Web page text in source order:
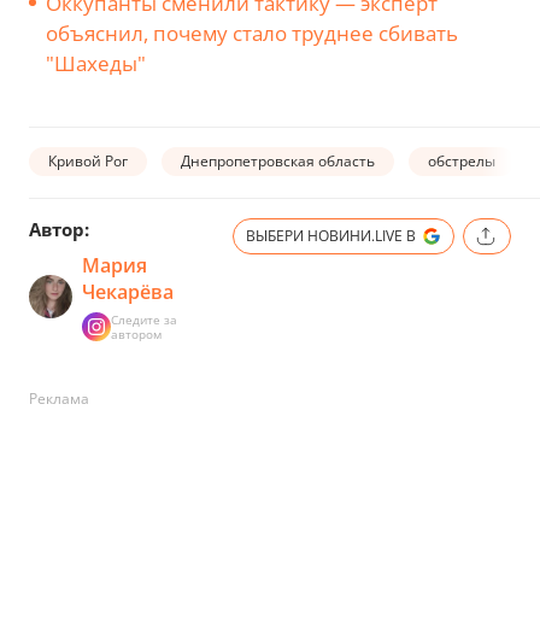
объяснил, почему стало труднее сбивать
"Шахеды"
Кривой Рог Днепропетровская область обстрелы
Автор:
Мария
Чекарёва
Следите за
автором
ВЫБЕРИ НОВИНИ.LIVE В
Реклама